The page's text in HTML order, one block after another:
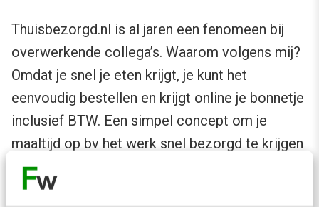
Thuisbezorgd.nl is al jaren een fenomeen bij
overwerkende collega’s. Waarom volgens mij?
Omdat je snel je eten krijgt, je kunt het
eenvoudig bestellen en krijgt online je bonnetje
inclusief BTW. Een simpel concept om je
maaltijd op bv het werk snel bezorgd te krijgen
blijft krachtig.